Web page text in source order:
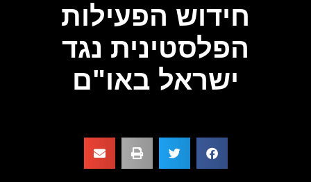
חידוש הפעילות
הפלסטינית נגד
ישראל באו"ם